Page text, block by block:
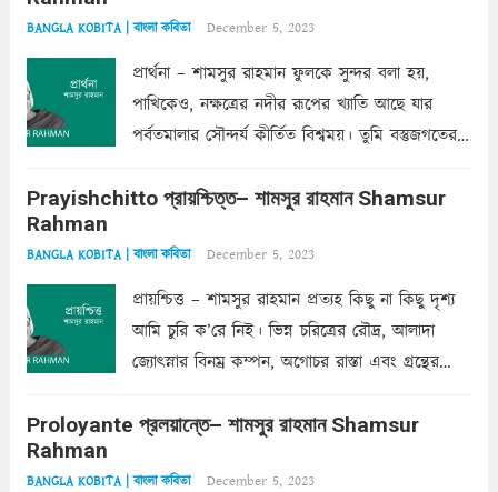
BANGLA KOBITA | বাংলা কবিতা December 5, 2023
প্রার্থনা – শামসুর রাহমান ফুলকে সুন্দর বলা হয়,
পাখিকেও, নক্ষত্রের নদীর রূপের খ্যাতি আছে যার
পর্বতমালার সৌন্দর্য কীর্তিত বিশ্বময়। তুমি বস্তুজগতের
তার সুষমায় পার্থক্য অনেক। তোমাকে সুন্দরী বলা চলে,
Prayishchitto প্রায়শ্চিত্ত– শামসুর রাহমান Shamsur
Rahman
BANGLA KOBITA | বাংলা কবিতা December 5, 2023
প্রায়শ্চিত্ত – শামসুর রাহমান প্রত্যহ কিছু না কিছু দৃশ্য
আমি চুরি ক’রে নিই। ভিন্ন চরিত্রের রৌদ্র, আলাদা
জ্যোৎস্নার বিনম্র কম্পন, অগোচর রাস্তা এবং গ্রন্থের
ছায়াচ্ছন্ন মোহন মিথুন মূর্তি, লোপামুদ্রা ভীষণ বিব্রত
Proloyante প্রলয়ান্তে– শামসুর রাহমান Shamsur
Rahman
BANGLA KOBITA | বাংলা কবিতা December 5, 2023